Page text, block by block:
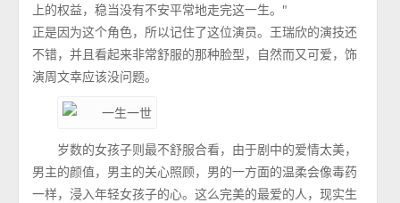
上的权益，稳当没有不安平常地走完这一生。"
正是因为这个角色，所以记住了这位演员。王瑞欣的演技还
不错，并且看起来非常舒服的那种脸型，自然而又可爱，饰
演周文幸应该没问题。
岁数的女孩子则最不舒服合看，由于剧中的爱情太美，
男主的颜值，男主的关心照顾，男的一方面的温柔会像毒药
一样，浸入年轻女孩子的心。这么完美的最爱的人，现实生